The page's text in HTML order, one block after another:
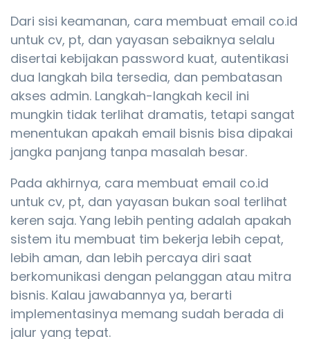
Dari sisi keamanan, cara membuat email co.id
untuk cv, pt, dan yayasan sebaiknya selalu
disertai kebijakan password kuat, autentikasi
dua langkah bila tersedia, dan pembatasan
akses admin. Langkah-langkah kecil ini
mungkin tidak terlihat dramatis, tetapi sangat
menentukan apakah email bisnis bisa dipakai
jangka panjang tanpa masalah besar.
Pada akhirnya, cara membuat email co.id
untuk cv, pt, dan yayasan bukan soal terlihat
keren saja. Yang lebih penting adalah apakah
sistem itu membuat tim bekerja lebih cepat,
lebih aman, dan lebih percaya diri saat
berkomunikasi dengan pelanggan atau mitra
bisnis. Kalau jawabannya ya, berarti
implementasinya memang sudah berada di
jalur yang tepat.